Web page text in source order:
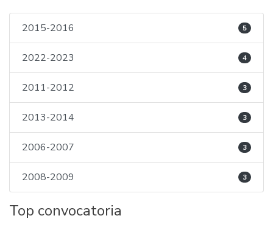
2015-2016 5
2022-2023 4
2011-2012 3
2013-2014 3
2006-2007 3
2008-2009 3
Top convocatoria